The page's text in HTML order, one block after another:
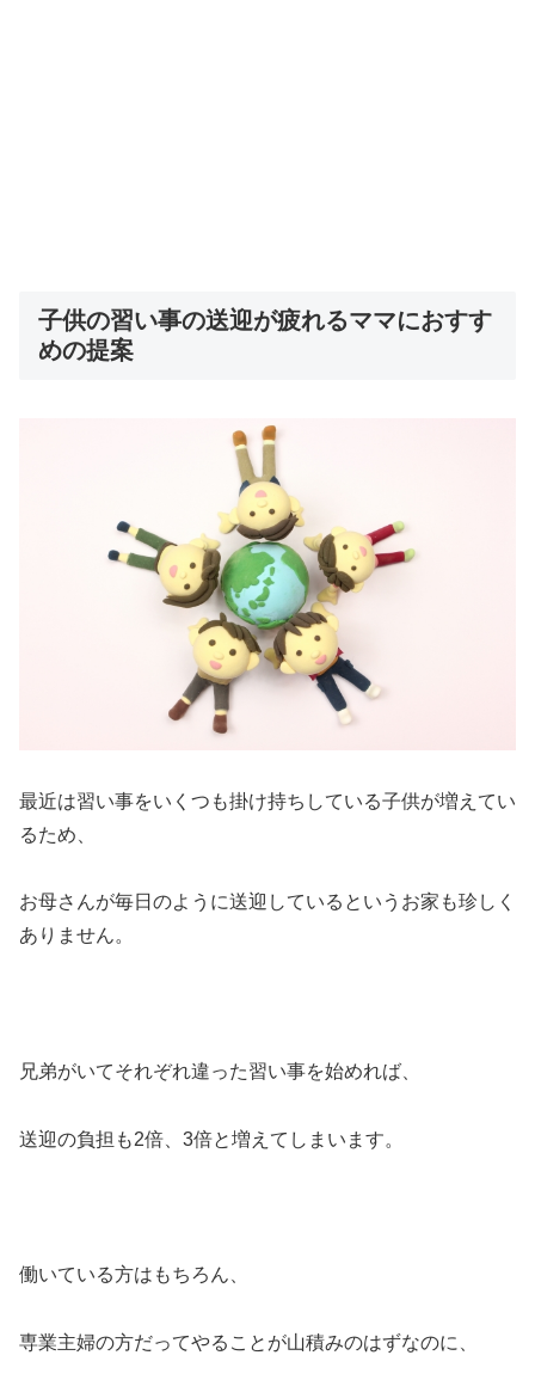
子供の習い事の送迎が疲れるママにおすす
めの提案
最近は習い事をいくつも掛け持ちしている子供が増えてい
るため、
お母さんが毎日のように送迎しているというお家も珍しく
ありません。
兄弟がいてそれぞれ違った習い事を始めれば、
送迎の負担も2倍、3倍と増えてしまいます。
働いている方はもちろん、
専業主婦の方だってやることが山積みのはずなのに、